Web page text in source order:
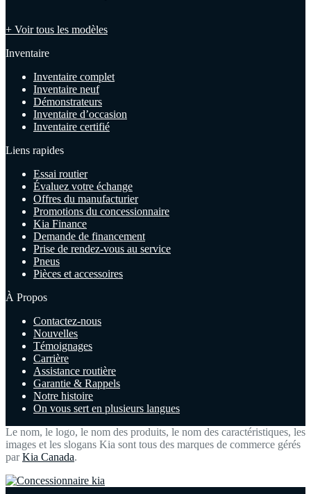
+ Voir tous les modèles
Inventaire
Inventaire complet
Inventaire neuf
Démonstrateurs
Inventaire d’occasion
Inventaire certifié
Liens rapides
Essai routier
Évaluez votre échange
Offres du manufacturier
Promotions du concessionnaire
Kia Finance
Demande de financement
Prise de rendez-vous au service
Pneus
Pièces et accessoires
À Propos
Contactez-nous
Nouvelles
Témoignages
Carrière
Assistance routière
Garantie & Rappels
Notre histoire
On vous sert en plusieurs langues
Le nom, le logo, le nom des produits, le nom des caractéristiques, les
images et les slogans Kia sont tous des marques de commerce gérés
parKia Canada.